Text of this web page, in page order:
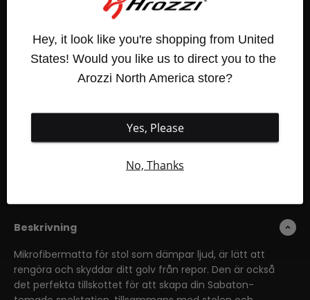
Beskrivning
Mikrofibermatta för stol som dämpar ljud, är lätt att
rengöra och skyddar ditt golv från repor. Den är också
det perfekta tillskottet för att skapa din Sabaton-
Hey, it look like you're shopping from United
States! Would you like us to direct you to the
Arozzi North America store?
Yes, Please
No, Thanks